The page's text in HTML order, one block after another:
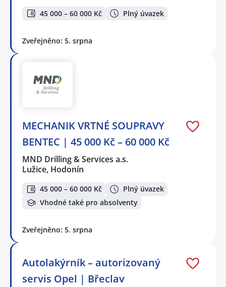
45 000 – 60 000 Kč Plný úvazek
Zveřejněno: 5. srpna
MECHANIK VRTNÉ SOUPRAVY
BENTEC | 45 000 Kč – 60 000 Kč
MND Drilling & Services a.s.
Lužice, Hodonín
45 000 – 60 000 Kč
Plný úvazek
Vhodné také pro absolventy
Zveřejněno: 5. srpna
Autolakýrník – autorizovaný
servis Opel | Břeclav